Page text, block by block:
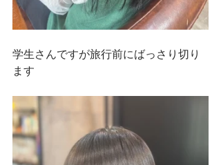
学生さんですが旅行前にばっさり切り
ます